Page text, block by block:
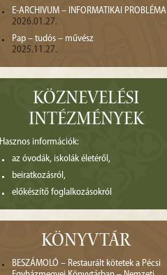
E-ARCHIVUM – INFORMATIKAI PROBLÉMA
2026.01.27.
Pap – tudós – művész
2025.11.27.
KÖZNEVELÉSI
INTÉZMÉNYEK
Hasznos információk:
az óvodák, iskolák életéről,
beiratkozásról,
előkészítő foglalkozásokról
KÖNYVTÁR
BESZÁMOLÓ – Restaurált kötetek a Pécsi